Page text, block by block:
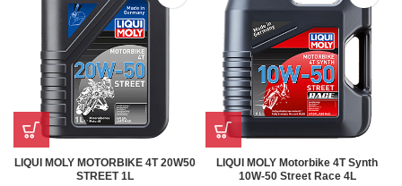
LIQUI MOLY MOTORBIKE 4T 20W50
STREET 1L
LIQUI MOLY Motorbike 4T Synth
10W-50 Street Race 4L